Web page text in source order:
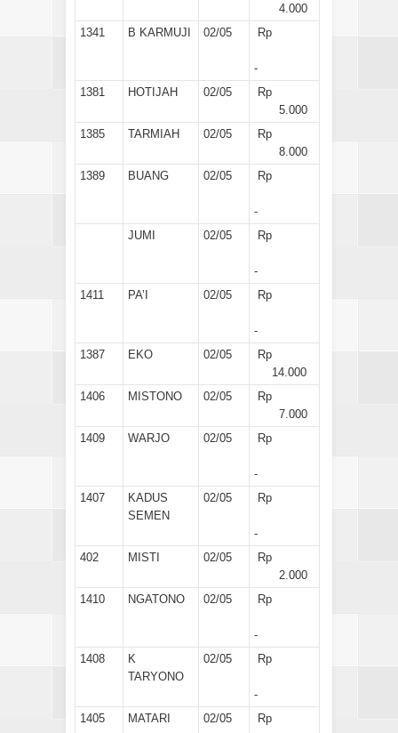
4.000
1341
B KARMUJI 02/05 Rp
-
1381
HOTIJAH 02/05
Rp
5.000
1385
TARMIAH 02/05
Rp
8.000
1389
BUANG 02/05 Rp
-
JUMI
02/05 Rp
-
1411
PA’I 02/05 Rp
-
1387
EKO 02/05
Rp
14.000
1406
MISTONO 02/05
Rp
7.000
1409
WARJO 02/05 Rp
-
1407
KADUS
SEMEN
02/05 Rp
-
402
MISTI 02/05
Rp
2.000
1410
NGATONO 02/05 Rp
-
1408
K
TARYONO
02/05 Rp
-
1405
MATARI 02/05 Rp